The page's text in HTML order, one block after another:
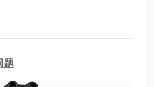
题